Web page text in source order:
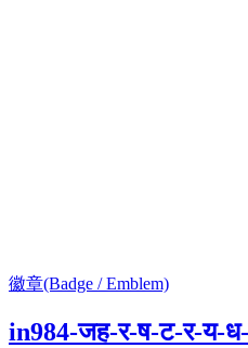
徽章(Badge / Emblem)
in984-जह-र-ष-ट-र-य-